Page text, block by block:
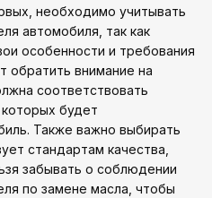
необходимо учитывать
автомобиля, так как
особенности и требования
обратить внимание на
соответствовать
будет
Также важно выбирать
стандартам качества,
забывать о соблюдении
по замене масла, чтобы